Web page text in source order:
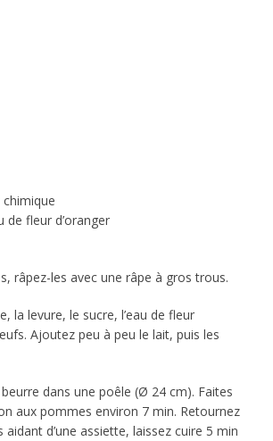
de fleur d’oranger
râpez-les avec une râpe à gros trous.
la levure, le sucre, l’eau de fleur
Ajoutez peu à peu le lait, puis les
dans une poêle (Ø 24 cm). Faites
aux pommes environ 7 min. Retournez
d’une assiette, laissez cuire 5 min